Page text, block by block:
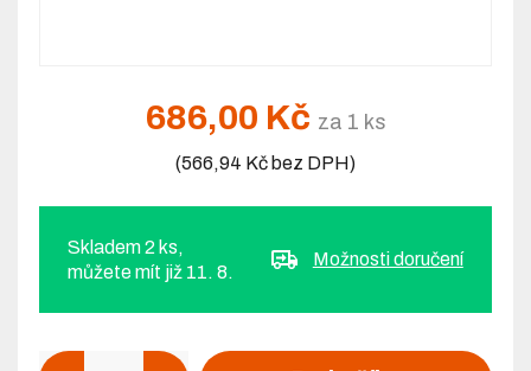
686,00 Kč za 1 ks
(566,94 Kč bez DPH)
Skladem 2 ks,
můžete mít již 11. 8.
Možnosti doručení